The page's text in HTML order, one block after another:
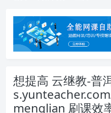
想提高 云继教-普
menglian 刷课效